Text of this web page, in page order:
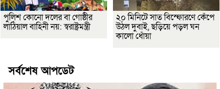
পুলিশ কোনো দলের বা গোষ্ঠীর
লাঠিয়াল বাহিনী নয়: স্বরাষ্ট্রমন্ত্রী
২০ মিনিটে সাত বিস্ফোরণে কেঁপে
উঠল দুবাই, ছড়িয়ে পড়ল ঘন
কালো ধোঁয়া
সর্বশেষ আপডেট